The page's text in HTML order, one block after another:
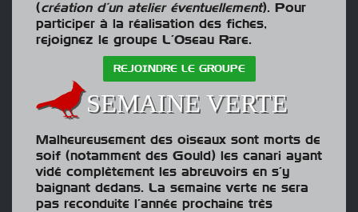
(création d’un atelier éventuellement). Pour
participer à la réalisation des fiches,
rejoignez le groupe L’Oseau Rare.
REJOINDRE LE GROUPE
SEMAINE VERTE
Malheureusement des oiseaux sont morts de
soif (notamment des Gould) les canari ayant
vidé complètement les abreuvoirs en s’y
baignant dedans. La semaine verte ne sera
pas reconduite l’année prochaine très